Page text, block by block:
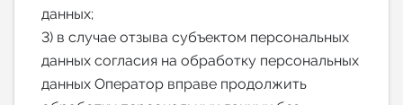
данных;
3) в случае отзыва субъектом персональных
данных согласия на обработку персональных
данных Оператор вправе продолжить